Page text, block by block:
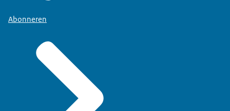
Abonneren